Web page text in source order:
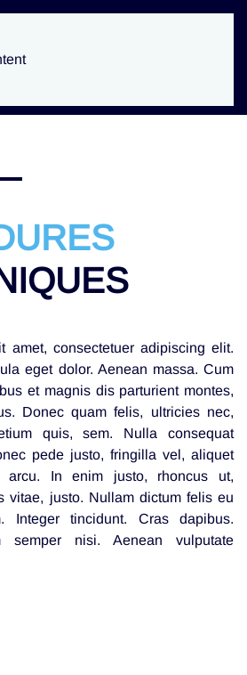
amet, consectetuer adipiscing elit.
eget dolor. Aenean massa. Cum
et magnis dis parturient montes,
Donec quam felis, ultricies nec,
quis, sem. Nulla consequat
pede justo, fringilla vel, aliquet
arcu. In enim justo, rhoncus ut,
vitae, justo. Nullam dictum felis eu
Integer tincidunt. Cras dapibus.
semper nisi. Aenean vulputate